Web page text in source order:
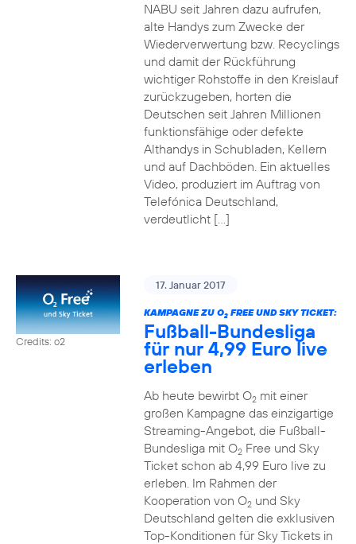
NABU seit Jahren dazu aufrufen,
alte Handys zum Zwecke der
Wiederverwertung bzw. Recyclings
und damit der Rückführung
wichtiger Rohstoffe in den Kreislauf
zurückzugeben, horten die
Deutschen seit Jahren Millionen
funktionsfähige oder defekte
Althandys in Schubladen, Kellern
und auf Dachböden. Ein aktuelles
Video, produziert im Auftrag von
Telefónica Deutschland,
verdeutlicht […]
Credits: o2
17. Januar 2017
KAMPAGNE ZU O2FREE UND SKY TICKET:
Fußball-Bundesliga
für nur 4,99 Euro live
erleben
Ab heute bewirbt O2mit einer
großen Kampagne das einzigartige
Streaming-Angebot, die Fußball-
Bundesliga mit O2Free und Sky
Ticket schon ab 4,99 Euro live zu
erleben. Im Rahmen der
Kooperation von O2und Sky
Deutschland gelten die exklusiven
Top-Konditionen für Sky Tickets in